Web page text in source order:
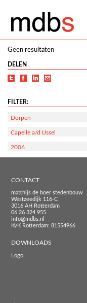
Geen resultaten
DELEN
FILTER:
Dorpen
Capelle a/d IJssel
2006
CONTACT
matthijs de boer stedenbouw
Westzeedijk 116-C
3016 AH Rotterdam
06 26 324 955
info@mdbs.nl
KvK Rotterdam: 81554966
DOWNLOADS
Logo